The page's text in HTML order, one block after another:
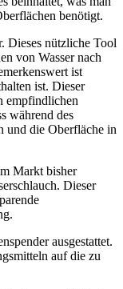
benötigt.
Dieses nützliche Tool
von Wasser nach
ist
ist. Dieser
empfindlichen
während des
und die Oberfläche in
Markt bisher
Dieser
ausgestattet.
auf die zu